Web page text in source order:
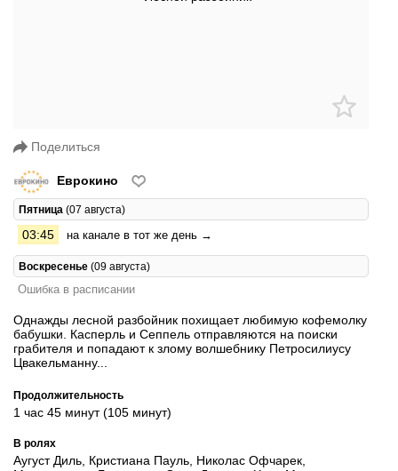
Поделиться
Еврокино
Пятница (07 августа)
03:45 на канале в тот же день →
Воскресенье (09 августа)
Ошибка в расписании
Однажды лесной разбойник похищает любимую кофемолку
бабушки. Касперль и Сеппель отправляются на поиски
грабителя и попадают к злому волшебнику Петросилиусу
Цвакельманну...
Продолжительность
1 час 45 минут (105 минут)
В ролях
Аугуст Диль, Кристиана Пауль, Николас Офчарек,